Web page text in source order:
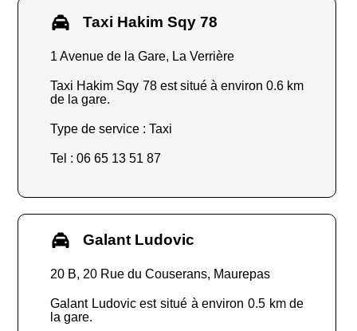
Taxi Hakim Sqy 78
1 Avenue de la Gare, La Verrière
Taxi Hakim Sqy 78 est situé à environ 0.6 km
de la gare.
Type de service : Taxi
Tel : 06 65 13 51 87
Galant Ludovic
20 B, 20 Rue du Couserans, Maurepas
Galant Ludovic est situé à environ 0.5 km de
la gare.